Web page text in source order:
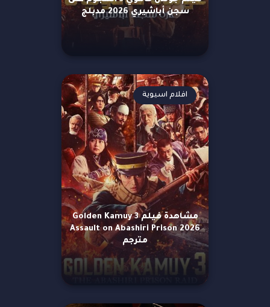
سجن أباشيري 2026 مدبلج
مشاهدة فيلم Golden Kamuy 3
Assault on Abashiri Prison 2026
مترجم
افلام اسيوية